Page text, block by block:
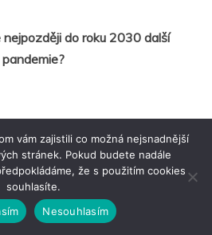
nejpozději do roku 2030 další
pandemie?
výsledky
vám zajistili co možná nejsnadnější
stránek. Pokud budete nadále
že s použitím cookies
souhlasíte.
Nesouhlasím